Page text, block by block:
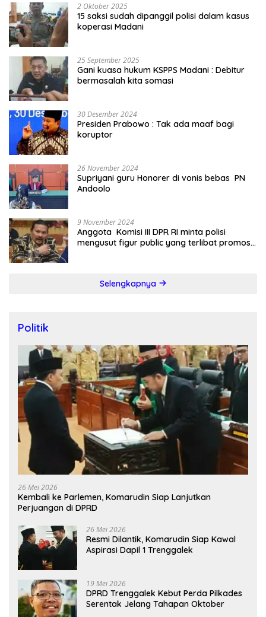
2 Oktober 2025
15 saksi sudah dipanggil polisi dalam kasus
koperasi Madani
25 September 2025
Gani kuasa hukum KSPPS Madani : Debitur
bermasalah kita somasi
30 Desember 2024
Presiden Prabowo : Tak ada maaf bagi
koruptor
26 November 2024
Supriyani guru Honorer di vonis bebas PN
Andoolo
9 November 2024
Anggota Komisi III DPR RI minta polisi
mengusut figur public yang terlibat promosi
Selengkapnya
Politik
26 Mei 2026
Kembali ke Parlemen, Komarudin Siap Lanjutkan
Perjuangan di DPRD
26 Mei 2026
Resmi Dilantik, Komarudin Siap Kawal
Aspirasi Dapil 1 Trenggalek
19 Mei 2026
DPRD Trenggalek Kebut Perda Pilkades
Serentak Jelang Tahapan Oktober